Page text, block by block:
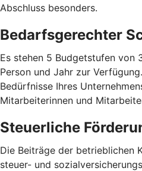
Abschluss besonders.
Bedarfsgerechter
Es stehen 5 Budgetstufen von
Person und Jahr zur
Bedürfnisse Ihres
Mitarbeiterinnen und
Steuerliche
Die Beiträge der betrieblichen
steuer- und